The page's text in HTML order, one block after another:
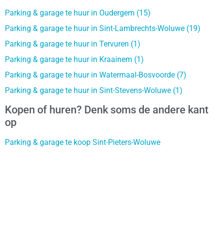
Parking & garage te huur in Oudergem (15)
Parking & garage te huur in Sint-Lambrechts-Woluwe (19)
Parking & garage te huur in Tervuren (1)
Parking & garage te huur in Kraainem (1)
Parking & garage te huur in Watermaal-Bosvoorde (7)
Parking & garage te huur in Sint-Stevens-Woluwe (1)
Kopen of huren? Denk soms de andere kant
op
Parking & garage te koop Sint-Pieters-Woluwe